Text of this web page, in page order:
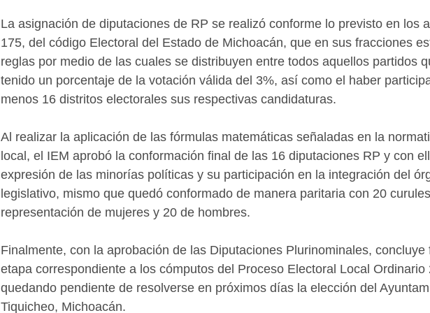
La asignación de diputaciones de RP se realizó conforme lo previsto en los
175, del código Electoral del Estado de Michoacán, que en sus fracciones
reglas por medio de las cuales se distribuyen entre todos aquellos partidos
tenido un porcentaje de la votación válida del 3%, así como el haber
menos 16 distritos electorales sus respectivas candidaturas.
Al realizar la aplicación de las fórmulas matemáticas señaladas en la
local, el IEM aprobó la conformación final de las 16 diputaciones RP y con
expresión de las minorías políticas y su participación en la integración del
legislativo, mismo que quedó conformado de manera paritaria con 20
representación de mujeres y 20 de hombres.
Finalmente, con la aprobación de las Diputaciones Plurinominales,
etapa correspondiente a los cómputos del Proceso Electoral Local
quedando pendiente de resolverse en próximos días la elección del
Tiquicheo, Michoacán.